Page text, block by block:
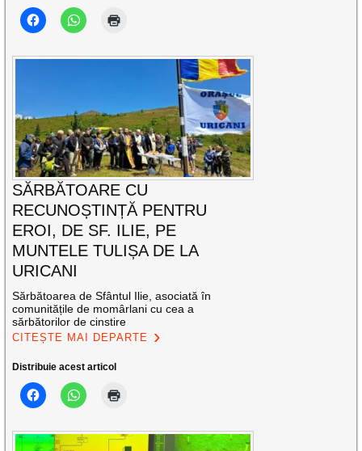
SĂRBĂTOARE CU
RECUNOȘTINȚĂ PENTRU
EROI, DE SF. ILIE, PE
MUNTELE TULIȘA DE LA
URICANI
Sărbătoarea de Sfântul Ilie, asociată în
comunitățile de momârlani cu cea a
sărbătorilor de cinstire
CITEȘTE MAI DEPARTE
Distribuie acest articol